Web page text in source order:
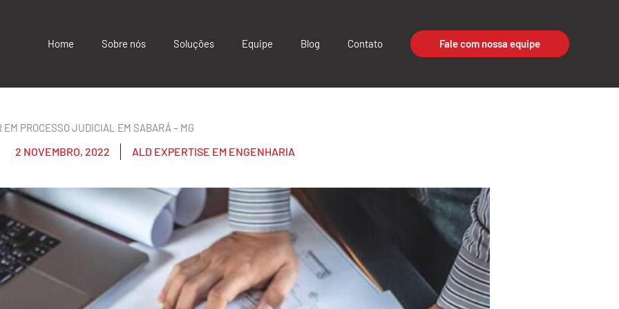
Home Sobre nós Soluções Equipe Blog Contato Fale com nossa equipe
PROCESSO JUDICIAL EM SABARÁ – MG
2 NOVEMBRO, 2022 ALD EXPERTISE EM ENGENHARIA